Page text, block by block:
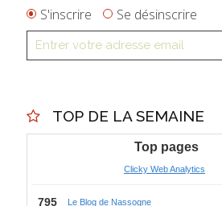
S'inscrire Se désinscrire
TOP DE LA SEMAINE